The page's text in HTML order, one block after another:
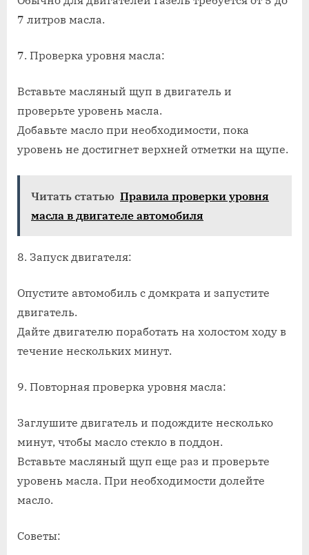
7 литров масла.
7. Проверка уровня масла:
Вставьте масляный щуп в двигатель и
проверьте уровень масла.
Добавьте масло при необходимости, пока
уровень не достигнет верхней отметки на щупе.
Читать статью Правила проверки уровня
масла в двигателе автомобиля
8. Запуск двигателя:
Опустите автомобиль с домкрата и запустите
двигатель.
Дайте двигателю поработать на холостом ходу в
течение нескольких минут.
9. Повторная проверка уровня масла:
Заглушите двигатель и подождите несколько
минут, чтобы масло стекло в поддон.
Вставьте масляный щуп еще раз и проверьте
уровень масла. При необходимости долейте
масло.
Советы: